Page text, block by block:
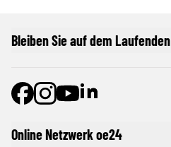
Online Netzwerk oe24
Bleiben Sie auf dem Laufenden